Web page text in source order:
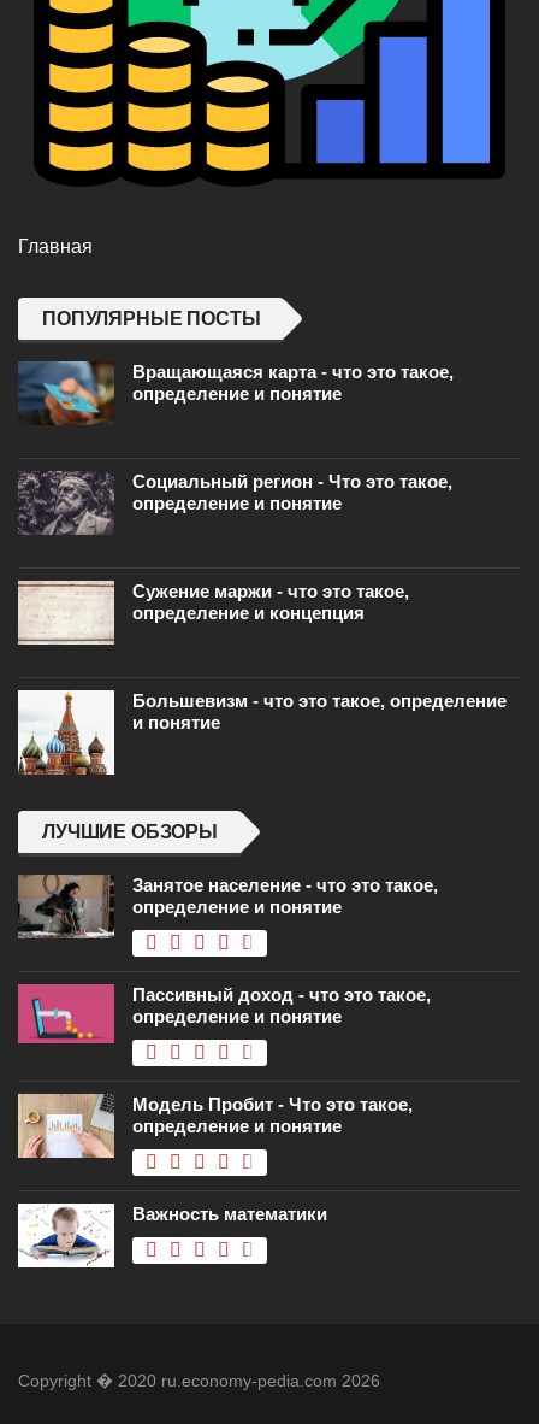
Главная
ПОПУЛЯРНЫЕ ПОСТЫ
Вращающаяся карта - что это такое,
определение и понятие
Социальный регион - Что это такое,
определение и понятие
Сужение маржи - что это такое,
определение и концепция
Большевизм - что это такое, определение
и понятие
ЛУЧШИЕ ОБЗОРЫ
Занятое население - что это такое,
определение и понятие
Пассивный доход - что это такое,
определение и понятие
Модель Пробит - Что это такое,
определение и понятие
Важность математики
Copyright � 2020 ru.economy-pedia.com 2026